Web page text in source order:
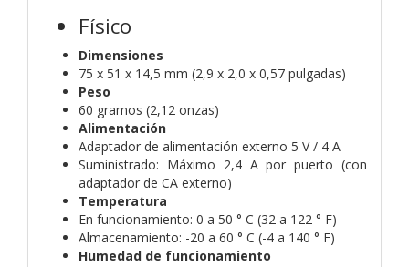
Físico
Dimensiones
75 x 51 x 14,5 mm (2,9 x 2,0 x 0,57 pulgadas)
Peso
60 gramos (2,12 onzas)
Alimentación
Adaptador de alimentación externo 5 V / 4 A
Suministrado: Máximo 2,4 A por puerto (con
adaptador de CA externo)
Temperatura
En funcionamiento: 0 a 50 ° C (32 a 122 ° F)
Almacenamiento: -20 a 60 ° C (-4 a 140 ° F)
Humedad de funcionamiento